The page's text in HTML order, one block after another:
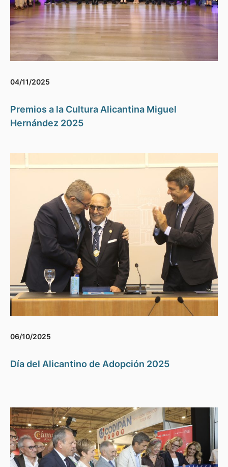
04/11/2025
Premios a la Cultura Alicantina Miguel
Hernández 2025
06/10/2025
Día del Alicantino de Adopción 2025